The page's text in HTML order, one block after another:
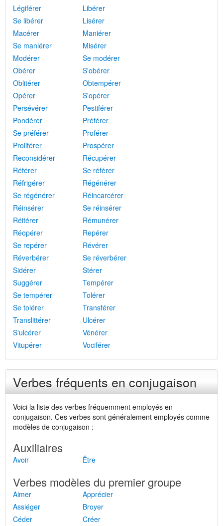
Légiférer
Libérer
Se libérer
Lisérer
Macérer
Maniérer
Se maniérer
Misérer
Modérer
Se modérer
Obérer
S'obérer
Oblitérer
Obtempérer
Opérer
S'opérer
Persévérer
Pestiférer
Pondérer
Préférer
Se préférer
Proférer
Proliférer
Prospérer
Reconsidérer
Récupérer
Référer
Se référer
Réfrigérer
Régénérer
Se régénérer
Réincarcérer
Réinsérer
Se réinsérer
Réitérer
Rémunérer
Réopérer
Repérer
Se repérer
Révérer
Réverbérer
Se réverbérer
Sidérer
Stérer
Suggérer
Tempérer
Se tempérer
Tolérer
Se tolérer
Transférer
Translittérer
Ulcérer
S'ulcérer
Vénérer
Vitupérer
Vociférer
Verbes fréquents en conjugaison
Voici la liste des verbes fréquemment employés en
conjugaison. Ces verbes sont généralement employés comme
modèles de conjugaison :
Auxiliaires
Avoir Être
Verbes modèles du premier groupe
Aimer
Apprécier
Assiéger
Broyer
Céder
Créer